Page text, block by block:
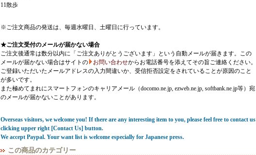
11散歩
※ご注文商品の発送は、毎週水曜日、土曜日に行っています。
★ご注文受付のメールが届かない場合
ご注文後通常は数分以内に「ご注文ありがとうございます」という自動メールが届きます。この
メールが届かない場合はサイトの
お問い合わせからお電話番号を添えてその旨ご連絡ください。
ご登録いただいたメールアドレスの入力間違いか、受信拒否設定をされていることが原因のこと
が多いです。
また極めてまれにスマートフォンのキャリアメール（docomo.ne.jp, ezweb.ne.jp, softbank.ne.jp等）宛
のメールが届かないことがあります。
Overseas visitors, we welcome you! If there are any interesting item to you, please feel free to contact us
clicking upper right [Contact Us] button.
We accept Paypal. Your want list is welcome especially for Japanese press.
この商品のカテゴリー